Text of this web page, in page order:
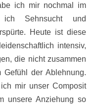
ich mir nochmal im
ich Sehnsucht und
Heute ist diese
intensiv,
die nicht zusammen
der Ablehnung.
mir unser Composit
unsere Anziehung so